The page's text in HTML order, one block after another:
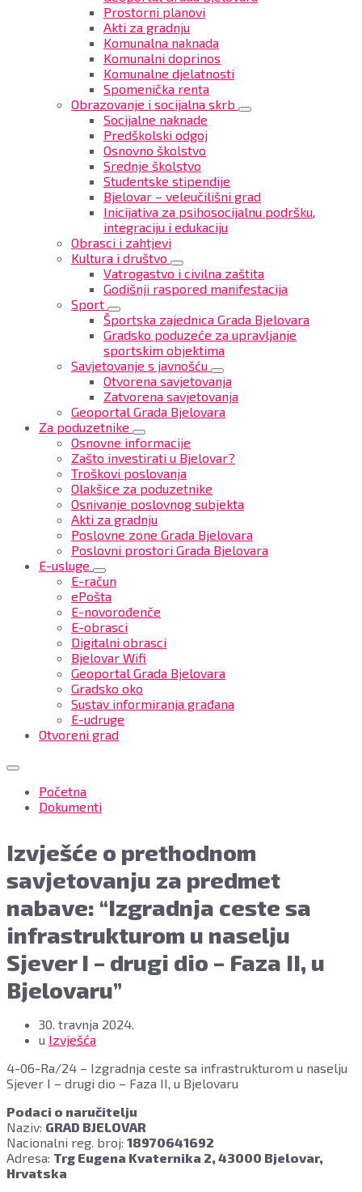
Prostorni planovi
Akti za gradnju
Komunalna naknada
Komunalni doprinos
Komunalne djelatnosti
Spomenička renta
Obrazovanje i socijalna skrb
Socijalne naknade
Predškolski odgoj
Osnovno školstvo
Srednje školstvo
Studentske stipendije
Bjelovar – veleučilišni grad
Inicijativa za psihosocijalnu podršku,
integraciju i edukaciju
Obrasci i zahtjevi
Kultura i društvo
Vatrogastvo i civilna zaštita
Godišnji raspored manifestacija
Sport
Športska zajednica Grada Bjelovara
Gradsko poduzeće za upravljanje
sportskim objektima
Savjetovanje s javnošću
Otvorena savjetovanja
Zatvorena savjetovanja
Geoportal Grada Bjelovara
Za poduzetnike
Osnovne informacije
Zašto investirati u Bjelovar?
Troškovi poslovanja
Olakšice za poduzetnike
Osnivanje poslovnog subjekta
Akti za gradnju
Poslovne zone Grada Bjelovara
Poslovni prostori Grada Bjelovara
E-usluge
E-račun
ePošta
E-novorođenče
E-obrasci
Digitalni obrasci
Bjelovar Wifi
Geoportal Grada Bjelovara
Gradsko oko
Sustav informiranja građana
E-udruge
Otvoreni grad
Početna
Dokumenti
Izvješće o prethodnom
savjetovanju za predmet
nabave: “Izgradnja ceste sa
infrastrukturom u naselju
Sjever I – drugi dio – Faza II, u
Bjelovaru”
30. travnja 2024.
u Izvješća
4-06-Ra/24 – Izgradnja ceste sa infrastrukturom u naselju
Sjever I – drugi dio – Faza II, u Bjelovaru
Podaci o naručitelju
Naziv: GRAD BJELOVAR
Nacionalni reg. broj: 18970641692
Adresa: Trg Eugena Kvaternika 2, 43000 Bjelovar,
Hrvatska